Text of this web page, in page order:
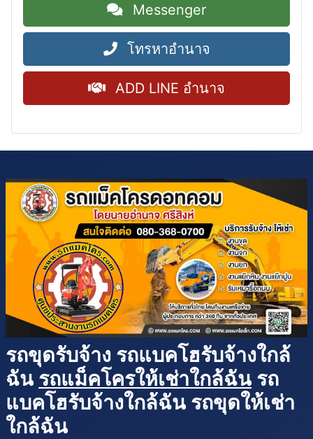
Messenger
โทรหาอำนาจ
ADD LINE อำนาจ
รถขุดรับจ้าง รถแบคโฮรับจ้างใกล้
ฉัน รถแม็คโครให้เช่าใกล้ฉัน รถ
แบคโฮรับจ้างใกล้ฉัน รถขุดให้เช่า
ใกล้ฉัน